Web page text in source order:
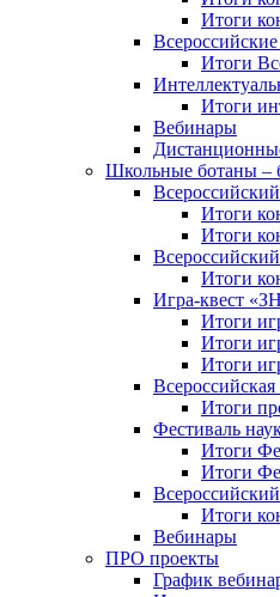
Итоги
Итоги
Итоги
Вебинары
Школьные ботаны –
Итоги
Итоги
Итоги
Игра-квест
Итоги
Итоги
Итоги
Итоги
Фестиваль
Итоги
Итоги
Итоги
Вебинары
ПРО проекты
График